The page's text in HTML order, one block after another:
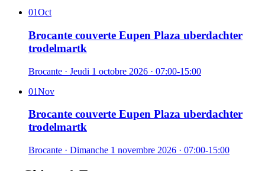
01Oct
Brocante couverte Eupen Plaza uberdachter
trodelmartk
Brocante · Jeudi 1 octobre 2026 · 07:00-15:00
01Nov
Brocante couverte Eupen Plaza uberdachter
trodelmartk
Brocante · Dimanche 1 novembre 2026 · 07:00-15:00